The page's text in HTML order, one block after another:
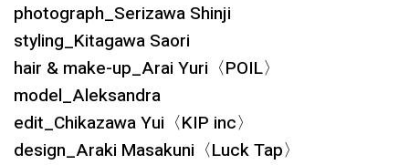
photograph_Serizawa Shinji
styling_Kitagawa Saori
hair & make-up_Arai Yuri〈POIL〉
model_Aleksandra
edit_Chikazawa Yui〈KIP inc〉
design_Araki Masakuni〈Luck Tap〉